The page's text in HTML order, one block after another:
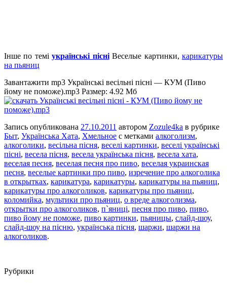
Інше по теміукраїнські пісніВеселые картинки,карикатуры
на пьяниц
Завантажити mp3 Українські весільні пісні — КУМ (Пиво
йому не поможе).mp3 Размер: 4.92 Мб
Запись опубликована 27.10.2011 автором Zozule4ka в рубрике
Быт, Українська Хата, Хмельное с метками алкоголизм,
алкоголики, весільна пісня, веселі картинки, веселі українські
пісні, весела пісня, весела українська пісня, весела хата,
веселая песня, веселая песня про пиво, веселая украинская
песня, веселые картинки про пиво, изречение про алкоголика
в открытках, карикатура, карикатуры, карикатуры на пьяниц,
карикатуры про алкоголиков, карикатуры про пьяниц,
коломийка, мультики про пьяниц, о вреде алкоголизма,
открытки про алкоголиков, п`яниці, песня про пиво, пиво,
пиво йому не поможе, пиво картинки, пьяницы, слайд-шоу,
слайд-шоу на пісню, українська пісня, шаржи, шаржи на
алкоголиков.
Рубрики